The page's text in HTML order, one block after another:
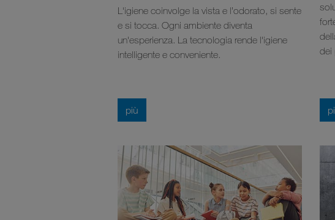
L'igiene coinvolge la vista e l’odorato, si sente
e si tocca. Ogni ambiente diventa
un'esperienza. La tecnologia rende l'igiene
intelligente e conveniente.
più
dei